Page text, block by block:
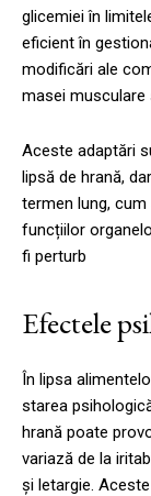
glicemiei în
eficient în
modificări ale
masei musculare
Aceste adaptări
lipsă de hrană,
termen lung,
funcțiilor
fi perturb
Efectele
În lipsa
starea
hrană poate
variază de la
și letargie.